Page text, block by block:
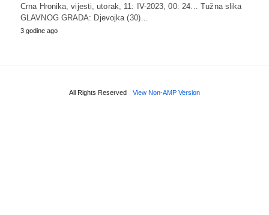
Crna Hronika, vijesti, utorak, 11: IV-2023, 00: 24… Tužna slika
GLAVNOG GRADA: Djevojka (30)…
3 godine ago
All Rights Reserved View Non-AMP Version